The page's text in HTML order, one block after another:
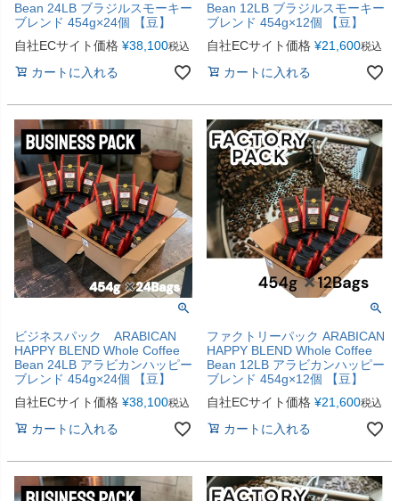
Bean 24LB ブラジルスモーキー
ブレンド 454g×24個 【豆】
自社ECサイト価格 ¥38,100税込
カートに入れる
Bean 12LB ブラジルスモーキー
ブレンド 454g×12個 【豆】
自社ECサイト価格 ¥21,600税込
カートに入れる
ビジネスパック ARABICAN
HAPPY BLEND Whole Coffee
Bean 24LB アラビカンハッピー
ブレンド 454g×24個 【豆】
自社ECサイト価格 ¥38,100税込
カートに入れる
ファクトリーパック ARABICAN
HAPPY BLEND Whole Coffee
Bean 12LB アラビカンハッピー
ブレンド 454g×12個 【豆】
自社ECサイト価格 ¥21,600税込
カートに入れる